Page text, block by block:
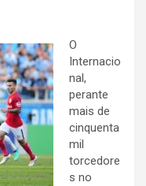
O
Internacio
nal,
perante
mais de
cinquenta
mil
torcedore
s no